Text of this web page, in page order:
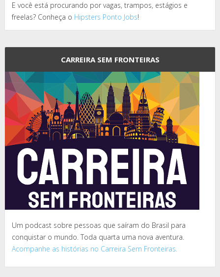
E você está procurando por vagas, trampos, estágios e
freelas? Conheça o Hipsters Ponto Jobs!
CARREIRA SEM FRONTEIRAS
Um podcast sobre pessoas que saíram do Brasil para
conquistar o mundo. Toda quarta uma nova aventura.
Acompanhe as histórias no Carreira Sem Fronteiras.